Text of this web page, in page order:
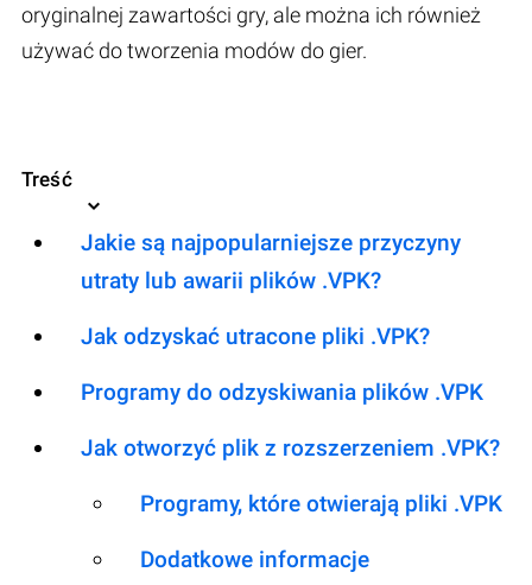
oryginalnej zawartości gry, ale można ich również
używać do tworzenia modów do gier.
Treść
Jakie są najpopularniejsze przyczyny
utraty lub awarii plików .VPK?
Jak odzyskać utracone pliki .VPK?
Programy do odzyskiwania plików .VPK
Jak otworzyć plik z rozszerzeniem .VPK?
Programy, które otwierają pliki .VPK
Dodatkowe informacje